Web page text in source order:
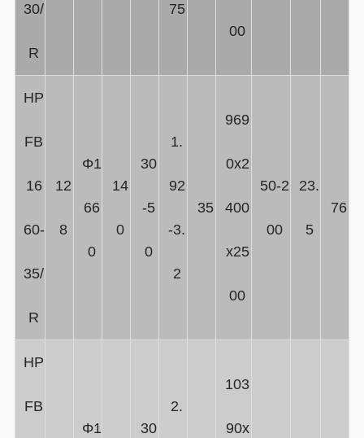
30/
R
75
00
HP
FB
16
60-
35/
R
12
8
Φ1
66
0
14
0
30
-5
0
1.
92
-3.
2
35
969
0x2
400
x25
00
50-2
00
23.
5
76
HP
FB
Φ1 30
2.
103
90x